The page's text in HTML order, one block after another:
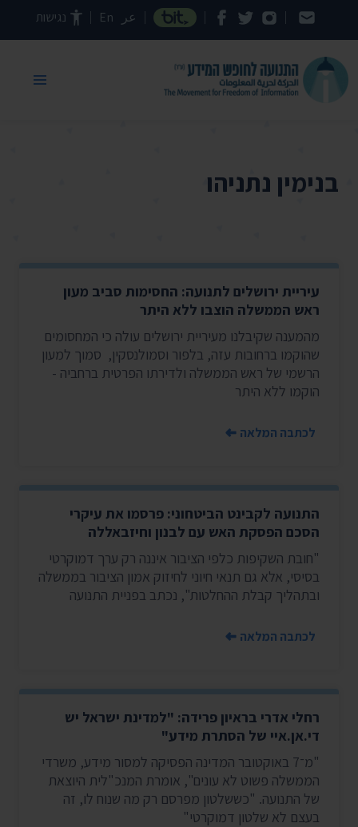
דילוג לתוכן העמוד عر En נגישות
בנימין נתניהו
עיריית ירושלים לתנועה: החסימות סביב מעון
ראש הממשלה הוצבו ללא היתר
מהמענה שקיבלנו מעיריית ירושלים עולה כי המחסומים
שהוקמו ברחובות עזה, בלפור וסמולנסקין, סמוך למעון
הרשמי של ראש הממשלה ולדירתו הפרטית ברחביה -
הוקמו ללא היתר
לכתבה המלאה
התנועה לקבינט הביטחוני: פרסמו את עיקרי
הסכם הפסקת האש עם לבנון וחיזבאללה
"חובת השקיפות כלפי הציבור איננה רק ערך דמוקרטי
בסיסי, אלא גם תנאי חיוני לחיזוק אמון הציבור בממשלה
ובתהליך קבלת ההחלטות", נכתב בפניית התנועה
לכתבה המלאה
רחלי אדרי בראיון פרידה: "למדינת ישראל יש
די.אן.איי של הסתרת מידע"
"מ־7 באוקטובר המדינה הפסיקה למסור מידע, משרדי
הממשלה פשוט לא עונים", אומרת המנכ"לית היוצאת
של התנועה. "כששלטון מפרסם רק מה שנוח לו, זה
בעצם לא שלטון דמוקרטי"